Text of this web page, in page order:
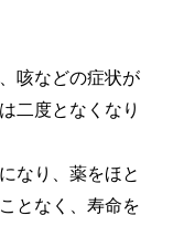
咳などの症状が
二度となくなり
なり、薬をほと
となく、寿命を